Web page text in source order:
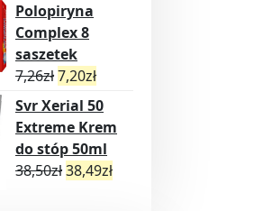
Polopiryna
Complex 8
saszetek
7,26zł7,20zł
Svr Xerial 50
Extreme Krem
do stóp 50ml
38,50zł38,49zł